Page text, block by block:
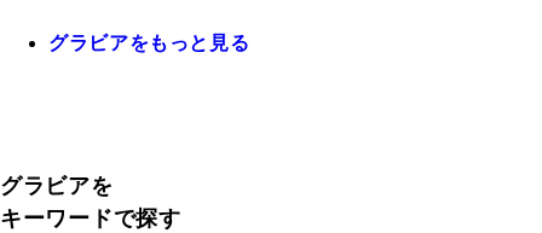
グラビアをもっと見る
グラビアを
キーワードで探す